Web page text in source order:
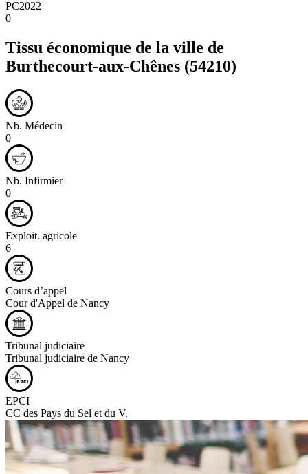
PC2022
0
Tissu économique de la ville de
Burthecourt-aux-Chênes (54210)
Nb. Médecin
0
Nb. Infirmier
0
Exploit. agricole
6
Cours d’appel
Cour d'Appel de Nancy
Tribunal judiciaire
Tribunal judiciaire de Nancy
EPCI
CC des Pays du Sel et du V.